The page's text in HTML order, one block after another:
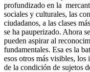
profundizado en la
sociales y culturales, las
ciudadanos, a las clases
se ha pauperizado. Ahora
pueden aspirar al
fundamentales. Esa es la
esos otros más visibles,
de la condición de sujetos